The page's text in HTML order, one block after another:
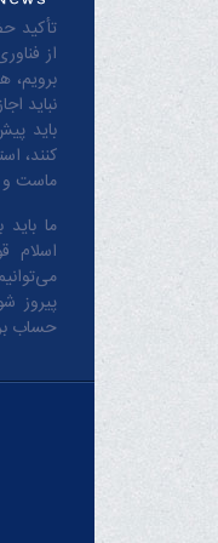
تأکید
از
برویم،
نباید
باید
کنند،
ماست و
ما
اسلام
پیروز
حساب